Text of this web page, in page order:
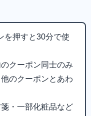
を押すと30分で使
のクーポン同士のみ
のクーポンとあわ
・一部化粧品など